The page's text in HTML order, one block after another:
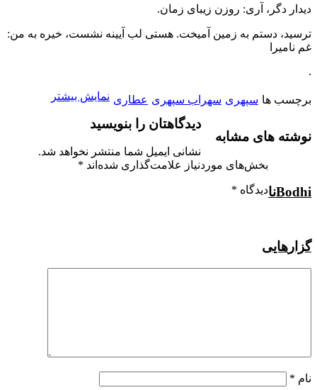
دیدار دگر، آری: روزن زیبای زمان.
ترسید، دستم به زمین آمیخت. هستی لب آیینه نشست، خیره به من:
غم نامیرا
.
برچسب ها سپهری سهراب سپهری عطاری نمایش بیشتر
نوشته های مشابه
Bodhiنا
گزار هایی
دیدگاهتان را بنویسید
نشانی ایمیل شما منتشر نخواهد شد.
بخش‌های موردنیاز علامت‌گذاری شده‌اند *
دیدگاه *
نام *